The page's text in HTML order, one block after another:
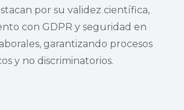
por su validez científica,
con GDPR y seguridad en
garantizando procesos
y no discriminatorios.